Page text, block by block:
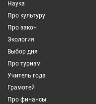
Наука
Про культуру
Про закон
Экология
Выбор дня
Про туризм
Учитель года
Грамотей
Про финансы